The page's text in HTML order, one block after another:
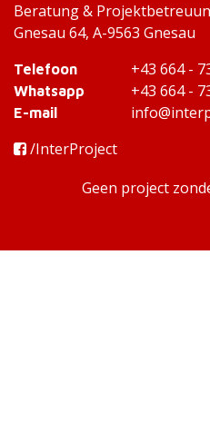
Beratung &
Gnesau 64, A-9563 Gnesau
Telefoon +43 664 -
Whatsapp +43 664 -
E-mail
/InterProject
Geen project